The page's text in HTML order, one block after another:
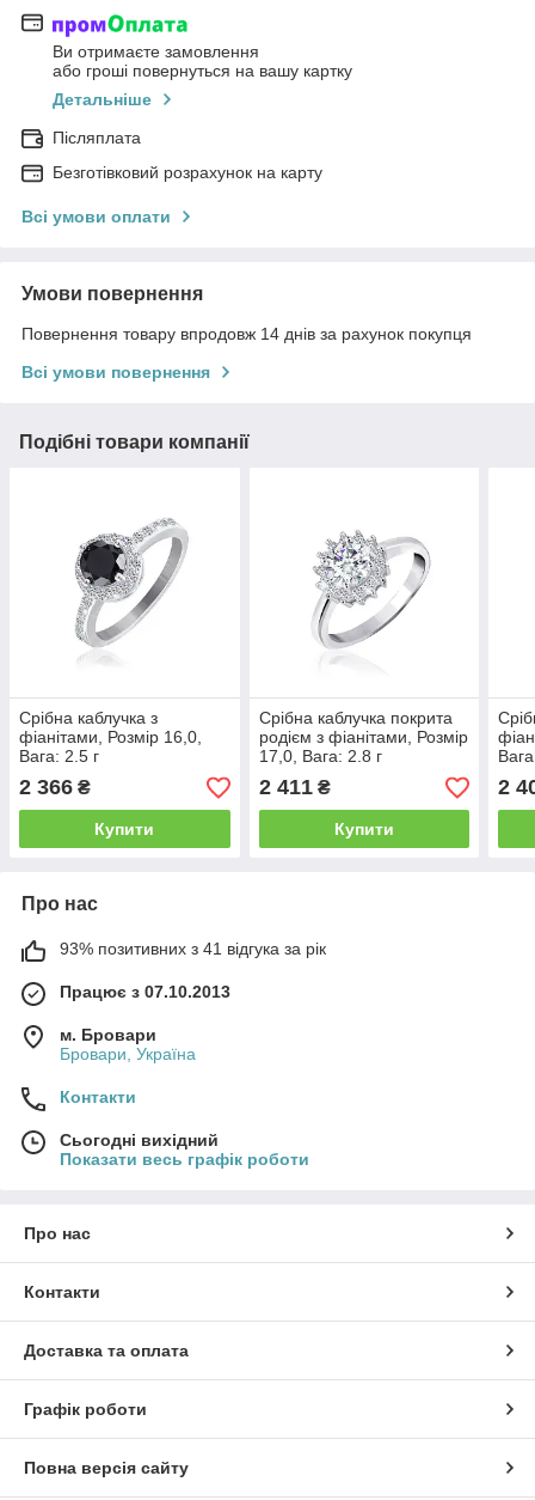
Ви отримаєте замовлення
або гроші повернуться на вашу картку
Детальніше
Післяплата
Безготівковий розрахунок на карту
Всі умови оплати
Умови повернення
Повернення товару впродовж 14 днів за рахунок покупця
Всі умови повернення
Подібні товари компанії
Срібна каблучка з
фіанітами, Розмір 16,0,
Вага: 2.5 г
2 366 ₴
Купити
Срібна каблучка покрита
родієм з фіанітами, Розмір
17,0, Вага: 2.8 г
2 411₴
Купити
2
Про нас
93% позитивних з 41 відгука за рік
Працює з 07.10.2013
м. Бровари
Бровари, Україна
Контакти
Сьогодні вихідний
Показати весь графік роботи
Про нас
Контакти
Доставка та оплата
Графік роботи
Повна версія сайту